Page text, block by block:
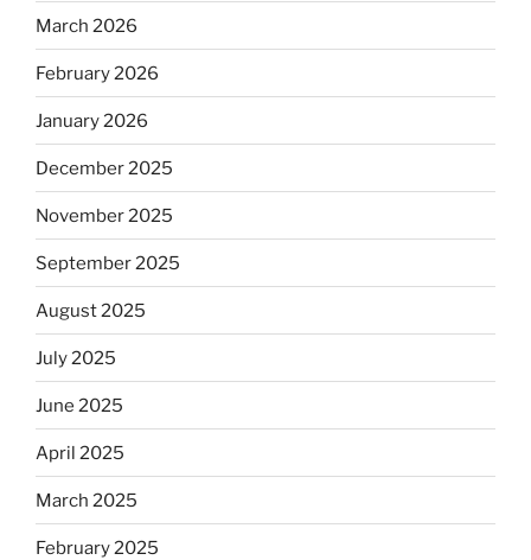
March 2026
February 2026
January 2026
December 2025
November 2025
September 2025
August 2025
July 2025
June 2025
April 2025
March 2025
February 2025